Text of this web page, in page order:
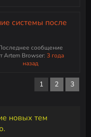
системы после
сообщение
Artem Browser:3 года
назад
1 2 3
новых тем